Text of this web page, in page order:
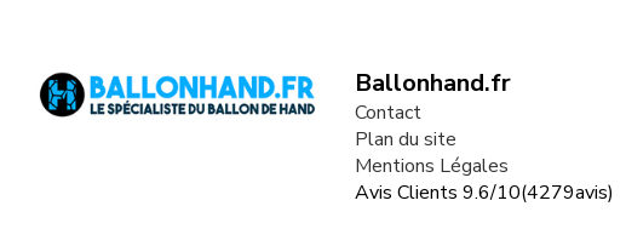
Ballonhand.fr
Contact
Plan du site
Mentions Légales
Avis Clients 9.6/10(4279avis)